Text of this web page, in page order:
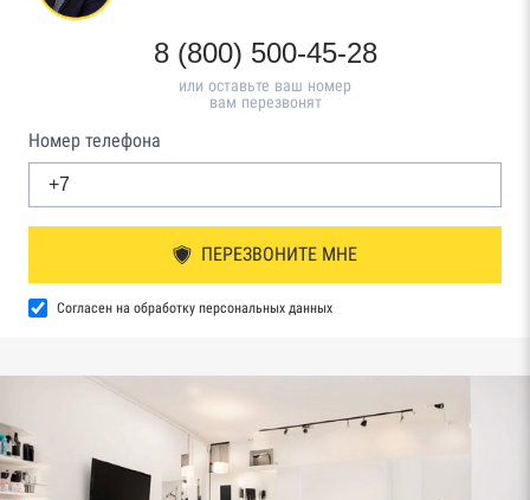
8 (800) 500-45-28
или оставьте ваш номер
вам перезвонят
Номер телефона
ПЕРЕЗВОНИТЕ МНЕ
Согласен на обработку персональных данных